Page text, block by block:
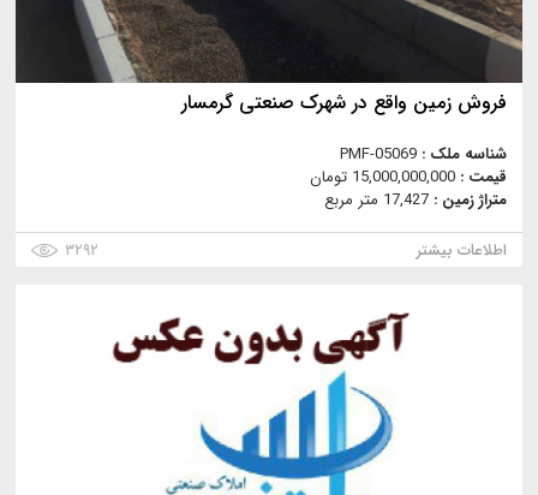
فروش زمین واقع در شهرک صنعتی گرمسار
شناسه ملک : PMF-05069
قیمت : 15,000,000,000 تومان
متراژ زمین : 17,427 متر مربع
اطلاعات بیشتر
۳۲۹۲